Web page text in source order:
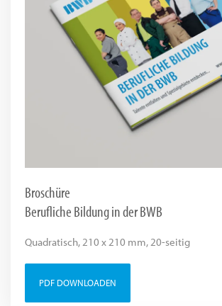
Broschüre
Berufliche Bildung in der BWB
Quadratisch, 210 x 210 mm, 20-seitig
PDF DOWNLOADEN